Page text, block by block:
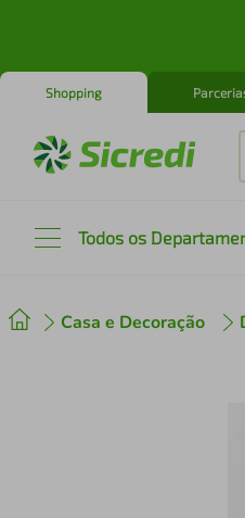
Shopping
Todos os
Casa e Decoração º